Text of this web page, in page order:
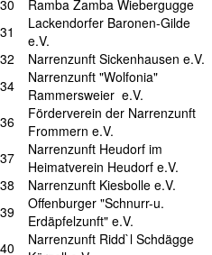
30
Ramba Zamba Wiebergugge
31
Lackendorfer Baronen-Gilde
e.V.
32
Narrenzunft Sickenhausen e.V.
34
Narrenzunft "Wolfonia"
Rammersweier e.V.
36
Förderverein der Narrenzunft
Frommern e.V.
37
Narrenzunft Heudorf im
Heimatverein Heudorf e.V.
38
Narrenzunft Kiesbolle e.V.
39
Offenburger "Schnurr-u.
Erdäpfelzunft" e.V.
40
Narrenzunft Ridd`l Schdägge